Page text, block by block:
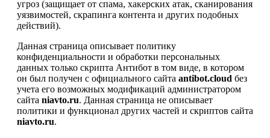
угроз (защищает от спама, хакерских атак, сканирования
уязвимостей, скрапинга контента и других подобных
действий).
Данная страница описывает политику
конфиденциальности и обработки персональных
данных только скрипта Антибот в том виде, в котором
он был получен с официального сайта antibot.cloud без
учета его возможных модификаций администратором
сайта niavto.ru. Данная страница не описывает
политики и функционал других частей и скриптов сайта
niavto.ru.